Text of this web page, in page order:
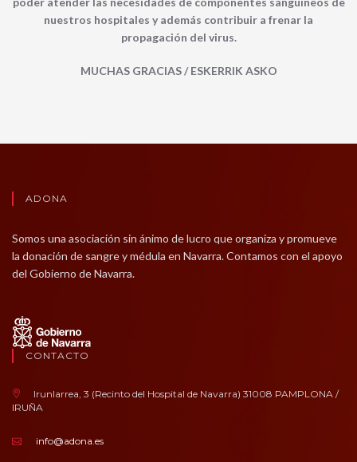
nuestros hospitales y además contribuir a frenar la
propagación del virus.
MUCHAS GRACIAS / ESKERRIK ASKO
ADONA
Somos una asociación sin ánimo de lucro que organiza y promueve
la donación de sangre y médula en Navarra. Contamos con el apoyo
del Gobierno de Navarra.
CONTACTO
Irunlarrea, 3 (Recinto del Hospital de Navarra) 31008 PAMPLONA /
IRUÑA
info@adona.es